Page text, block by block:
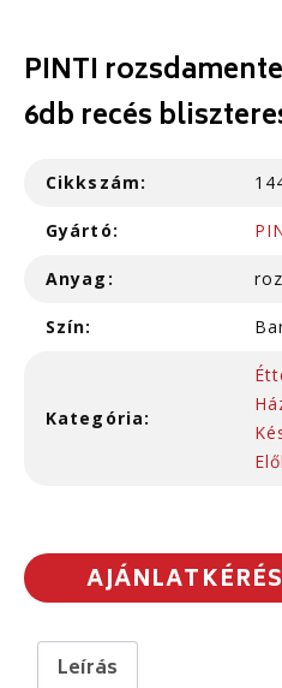
PINTI
6db recés
Cikkszám:
Gyártó:
Anyag:
Szín:
Kategória:
AJÁNLATKÉRÉS
Leírás